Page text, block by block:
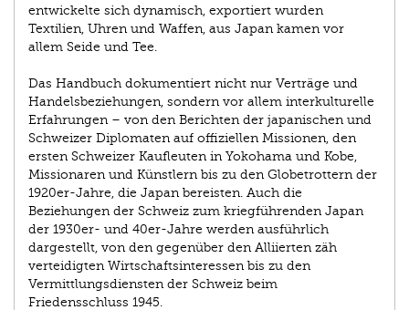
entwickelte sich dynamisch, exportiert wurden
Textilien, Uhren und Waffen, aus Japan kamen vor
allem Seide und Tee.
Das Handbuch dokumentiert nicht nur Verträge und
Handelsbeziehungen, sondern vor allem interkulturelle
Erfahrungen – von den Berichten der japanischen und
Schweizer Diplomaten auf offiziellen Missionen, den
ersten Schweizer Kaufleuten in Yokohama und Kobe,
Missionaren und Künstlern bis zu den Globetrottern der
1920er-Jahre, die Japan bereisten. Auch die
Beziehungen der Schweiz zum kriegführenden Japan
der 1930er- und 40er-Jahre werden ausführlich
dargestellt, von den gegenüber den Alliierten zäh
verteidigten Wirtschaftsinteressen bis zu den
Vermittlungsdiensten der Schweiz beim
Friedensschluss 1945.